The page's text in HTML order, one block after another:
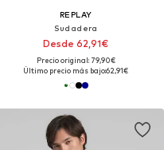
REPLAY
Sudadera
Desde 62,91€
Precio original: 79,90€
Último precio más bajo:62,91€